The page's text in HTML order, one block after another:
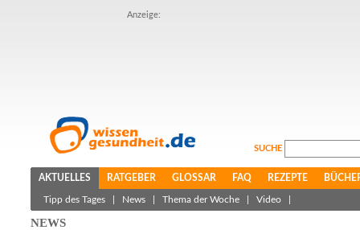
Anzeige:
SUCHE
AKTUELLES RATGEBER GLOSSAR FAQ REZEPTE
Tipp des Tages News Thema der Woche Video
NEWS